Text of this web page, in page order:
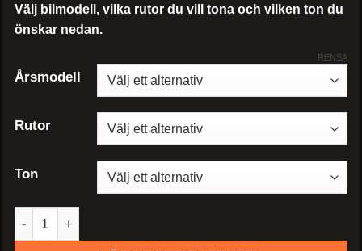
Välj bilmodell, vilka rutor du vill tona och vilken ton du
önskar nedan.
Årsmodell
Rutor
Ton
RENSA
Honda Accord sedan mängd